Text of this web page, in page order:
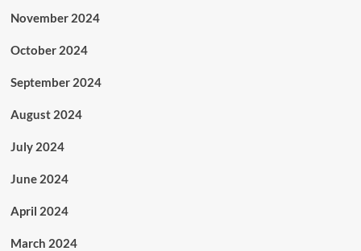
November 2024
October 2024
September 2024
August 2024
July 2024
June 2024
April 2024
March 2024